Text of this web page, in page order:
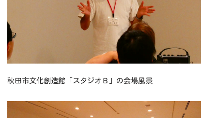
秋田市文化創造館「スタジオＢ」の会場風景